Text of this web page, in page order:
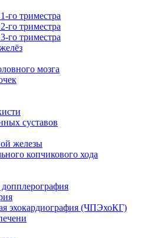
го триместра
го триместра
го триместра
мозга
суставов
железы
копчикового хода
допплерография
эхокардиография (ЧПЭхоКГ)